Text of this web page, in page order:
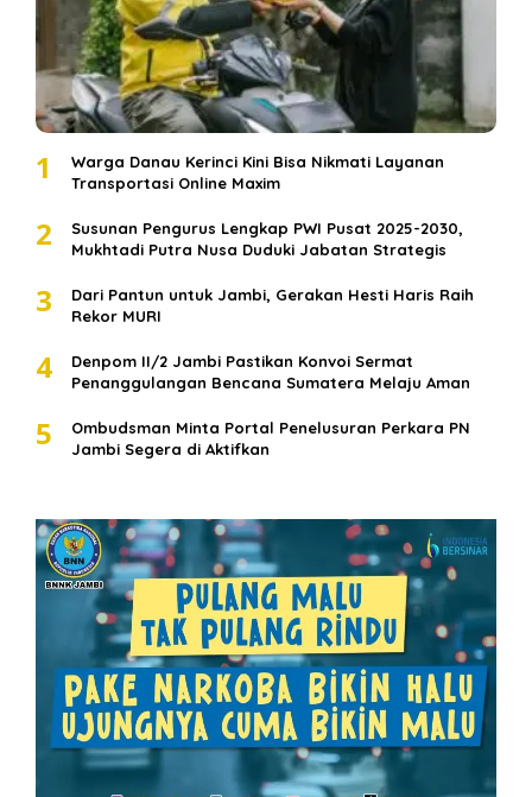
1
Warga Danau Kerinci Kini Bisa Nikmati Layanan
Transportasi Online Maxim
2
Susunan Pengurus Lengkap PWI Pusat 2025-2030,
Mukhtadi Putra Nusa Duduki Jabatan Strategis
3
Dari Pantun untuk Jambi, Gerakan Hesti Haris Raih
Rekor MURI
4
Denpom II/2 Jambi Pastikan Konvoi Sermat
Penanggulangan Bencana Sumatera Melaju Aman
5
Ombudsman Minta Portal Penelusuran Perkara PN
Jambi Segera di Aktifkan